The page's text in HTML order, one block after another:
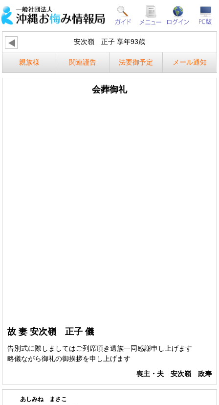
安次嶺 正子 享年93歳
親族様 関連謹告 法要御予定 メール通知
会葬御礼
故 妻 安次嶺 正子 儀
告別式に際しましてはご列席頂き遺族一同感謝申し上げます
略儀ながら御礼の御挨拶を申し上げます
喪主・夫 安次嶺 政寿
あしみね まさこ